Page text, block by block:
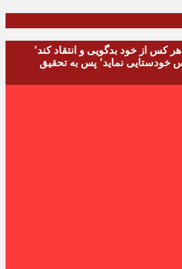
امام علی (ع) می فرماید : هر کس از خود بدگویی و انتقاد کند٬
خود را اصلاح کرده و هر کس خودستایی نماید٬ پس به تحقیق